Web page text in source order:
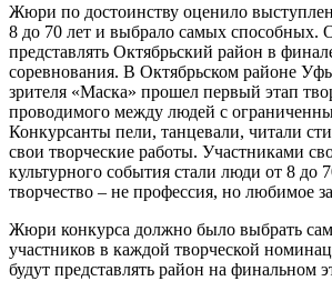
Жюри по достоинству оценило
8 до 70 лет и выбрало самых способных.
представлять Октябрьский район в
соревнования. В Октябрьском районе
зрителя «Маска» прошел первый этап
проводимого между людей с
Конкурсанты пели, танцевали, читали
свои творческие работы. Участниками
культурного события стали люди от 8 до
творчество – не профессия, но любимое
Жюри конкурса должно было выбрать
участников в каждой творческой
будут представлять район на финальном